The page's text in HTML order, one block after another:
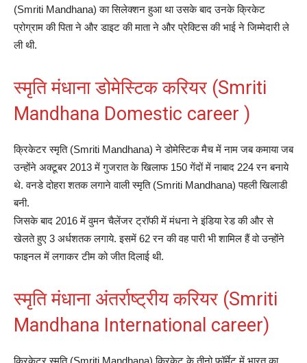
(Smriti Mandhana) का सिलेक्शन हुआ था उसके बाद उनके क्रिकेट
प्रोग्राम की पिता ने और डाइट की माता ने और प्रेक्टिस की भाई ने जिम्मेदारी ले
ली थी.
स्मृति मंधाना डोमेस्टिक करियर (Smriti
Mandhana Domestic career )
क्रिकेटर स्मृति (Smriti Mandhana) ने डोमेस्टिक मैच में नाम जब कमाया जब
उन्होंने अक्टूबर 2013 में गुजरात के खिलाफ 150 गेंदों में नाबाद 224 रन बनाये
थे. वनडे दोहरा शतक लगाने वाली स्मृति (Smriti Mandhana) पहली खिलाडी
बनी.
जिसके बाद 2016 में वुमन चैलेंजर ट्रॉफी में मंधना ने इंडिया रेड की और से
खेलते हुए 3 अर्धशतक लगाये. इसमें 62 रन की वह पारी भी शामिल हैं वो उन्होंने
फाइनल में लगाकर टीम को जीत दिलाई थी.
स्मृति मंधाना अंतर्राष्ट्रीय करियर (Smriti
Mandhana International career)
क्रिकेटर स्मृति (Smriti Mandhana) क्रिकेट के तीनो फॉर्मेट में भारत का